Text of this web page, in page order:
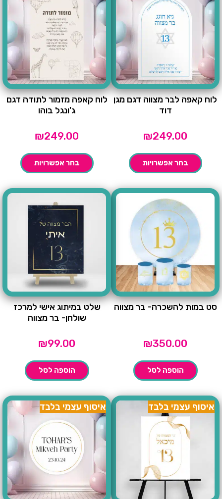
לוח קאפה לבר מצווה דגם מגן
דוד
₪249.00
בחר אפשרויות
לוח קאפה מזמור לתודה דגם
ג'ונגל בוהו
₪249.00
בחר אפשרויות
סט במות להשכרה- בר מצווה
₪350.00
הוספה לסל
שלט במיתוג אישי למרכז
שולחן- בר מצווה
₪99.00
הוספה לסל
איסוף עצמי בלבד איסוף עצמי בלבד